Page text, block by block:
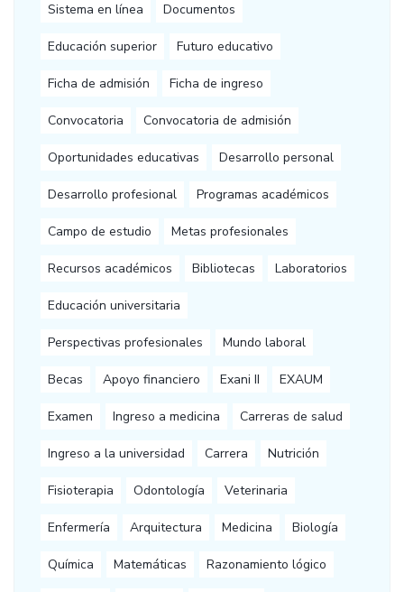
Sistema en línea Documentos
Educación superior Futuro educativo
Ficha de admisión Ficha de ingreso
Convocatoria Convocatoria de admisión
Oportunidades educativas Desarrollo personal
Desarrollo profesional Programas académicos
Campo de estudio Metas profesionales
Recursos académicos Bibliotecas Laboratorios
Educación universitaria
Perspectivas profesionales Mundo laboral
Becas Apoyo financiero Exani II EXAUM
Examen Ingreso a medicina Carreras de salud
Ingreso a la universidad Carrera Nutrición
Fisioterapia Odontología Veterinaria
Enfermería Arquitectura Medicina Biología
Química Matemáticas Razonamiento lógico